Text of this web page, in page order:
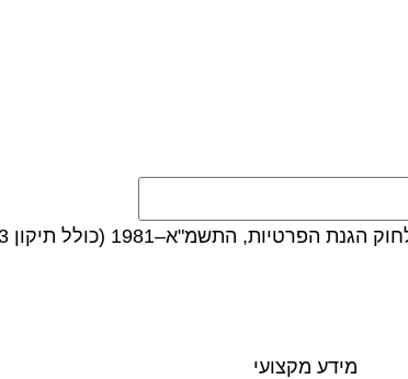
(כולל תיקון 13), ובהתאם ל
מידע מקצועי